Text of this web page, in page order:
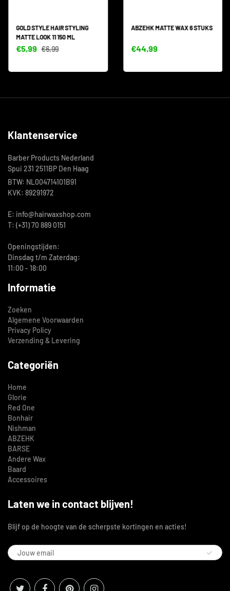
GOLD STYLE HAIR STYLING
MATTE LOOK 11 150 ML
€5,99 €6,99
ABZEHK MATTE WAX 6 STUKS
€44,99
Klantenservice
Barber Products Nederland
Spui 231 2511BP Den Haag
BTW: NL004714101B91
KVK: 89291972
E: info@hairwaxshop.com
T: (+31) 70 889 0151
Openingstijden:
Dinsdag t/m Zaterdag:
11:00 - 18:00
Informatie
Zoeken
Algemene Voorwaarden
Privacy Policy
Verzending & Levering
Categoriën
Home
Glorie
Red One
Bonhair
Nishman
ABZEHK
BARSE
Andere Wax
Baard
Accessoires
Laten we in contact blijven!
Blijf op de hoogte van de scherpste kortingen en acties!